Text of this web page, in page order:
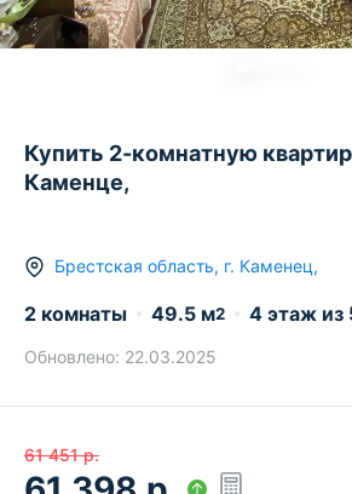
Купить 2-комнатную
Каменце,
Брестская область, г. Каменец,
2 комнаты 49.5 м2 4 этаж из
Обновлено: 22.03.2025
61 451 р.